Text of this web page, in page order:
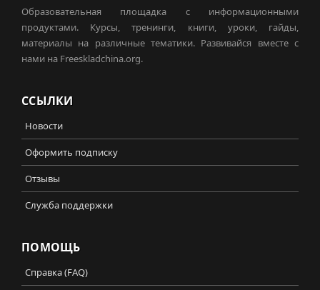
Образовательная площадка с информационными
продуктами. Курсы, тренинги, книги, уроки, гайды,
материалы на различные тематики. Развивайся вместе с
нами на Freeskladchina.org.
ССЫЛКИ
Новости
Оформить подписку
Отзывы
Служба поддержки
ПОМОЩЬ
Справка (FAQ)